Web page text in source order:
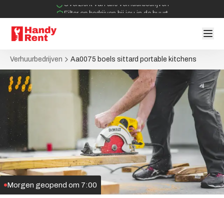
Filter op bedrijven bij jou in de buurt
Geen tussenpartijen bij verhuurovereenkomst
Verhuurbedrijven Aa0075 boels sittard portable kitchens
Morgen geopend om 7:00